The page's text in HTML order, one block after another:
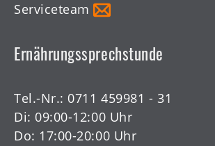
Serviceteam
Ernährungssprechstunde
Tel.-Nr.: 0711 459981 - 31
Di: 09:00-12:00 Uhr
Do: 17:00-20:00 Uhr